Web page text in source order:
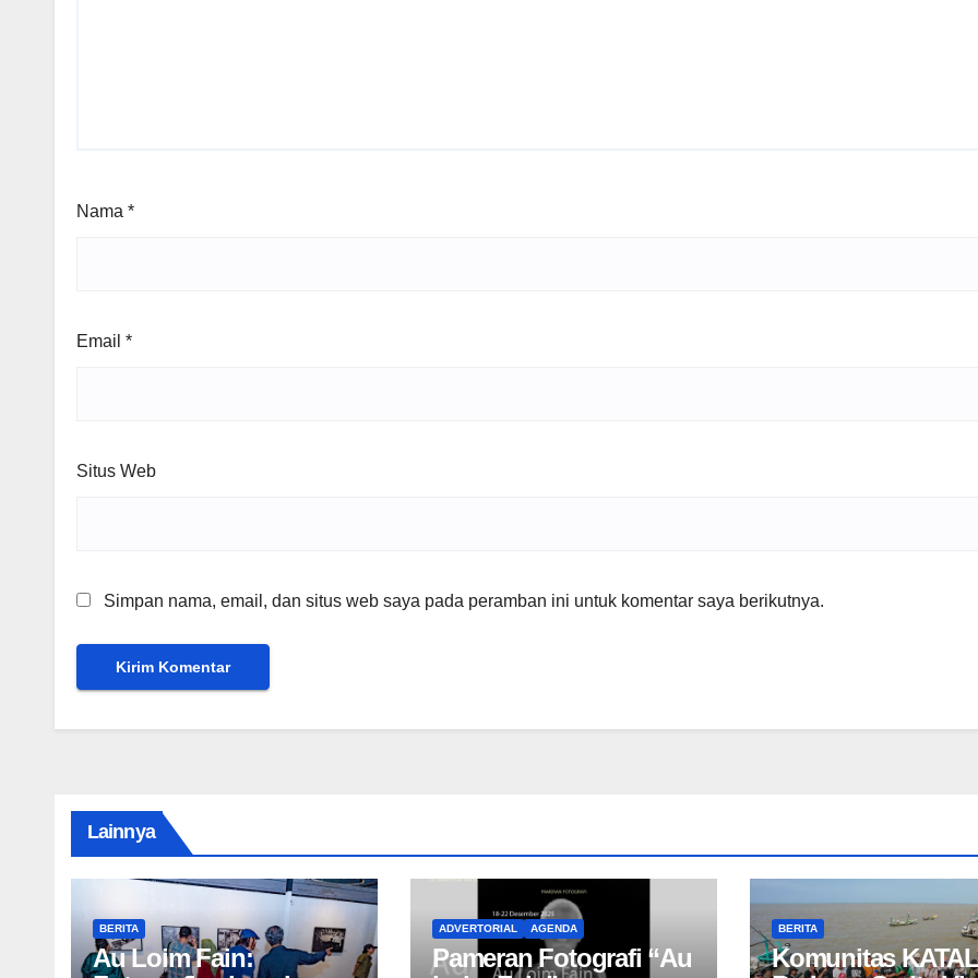
Nama *
Email *
Situs Web
Simpan nama, email, dan situs web saya pada peramban ini untuk komentar saya berikutnya.
Lainnya
BERITA
Au Loim Fain:
ADVERTORIAL AGENDA
Pameran Fotografi “Au
BERITA
Komunitas